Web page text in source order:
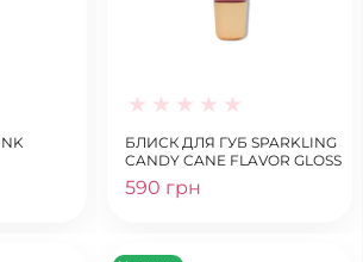
БЛИСК ДЛЯ ГУБ SPARKLING
CANDY CANE FLAVOR GLOSS
590 грн